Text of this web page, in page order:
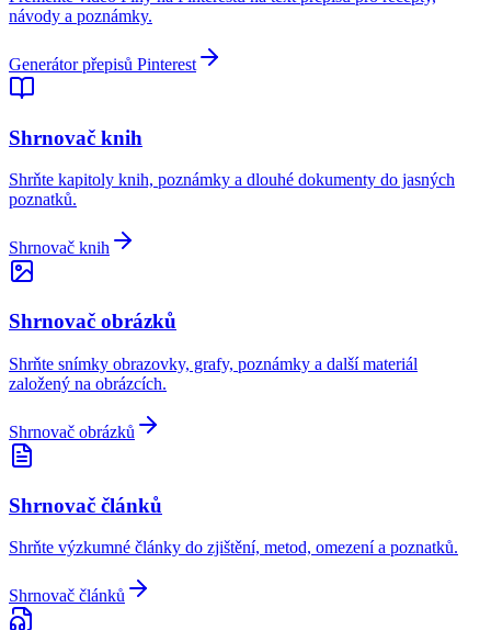
návody a poznámky.
Generátor přepisů Pinterest
Shrnovač knih
Shrňte kapitoly knih, poznámky a dlouhé dokumenty do jasných
poznatků.
Shrnovač knih
Shrnovač obrázků
Shrňte snímky obrazovky, grafy, poznámky a další materiál
založený na obrázcích.
Shrnovač obrázků
Shrnovač článků
Shrňte výzkumné články do zjištění, metod, omezení a poznatků.
Shrnovač článků